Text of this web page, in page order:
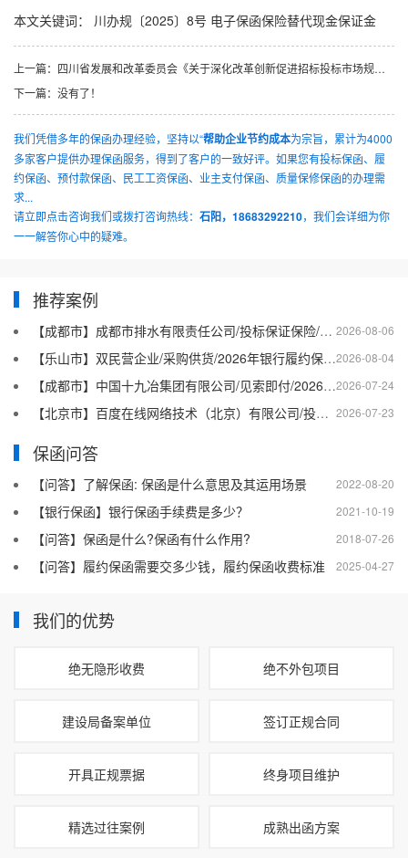
本文关键词： 川办规〔2025〕8号 电子保函保险替代现金保证金
上一篇： 四川省发展和改革委员会《关于深化改革创新促进招标投标市场规范健康发展的意见》的问题咨询
下一篇： 没有了！
我们凭借多年的保函办理经验，坚持以“帮助企业节约成本为宗旨，累计为4000
多家客户提供办理保函服务，得到了客户的一致好评。如果您有投标保函、履
约保函、预付款保函、民工工资保函、业主支付保函、质量保修保函的办理需
求...
请立即点击咨询我们或拨打咨询热线： 石阳，18683292210，我们会详细为你
一一解答你心中的疑难。
推荐案例
2026-08-06
【成都市】成都市排水有限责任公司/投标保证保险/2026银行投标保函十三
2026-08-04
【乐山市】双民营企业/采购供货/2026年银行履约保函四十二
2026-07-24
【成都市】中国十九冶集团有限公司/见索即付/2026年银行履约保函四十一
2026-07-23
【北京市】百度在线网络技术（北京）有限公司/投标保函/2026银行投标保函十二
保函问答
2022-08-20
【问答】了解保函: 保函是什么意思及其运用场景
2021-10-19
【银行保函】银行保函手续费是多少？
2018-07-26
【问答】保函是什么?保函有什么作用?
2025-04-27
【问答】履约保函需要交多少钱，履约保函收费标准
我们的优势
绝无隐形收费 绝不外包项目
建设局备案单位 签订正规合同
开具正规票据 终身项目维护
精选过往案例 成熟出函方案